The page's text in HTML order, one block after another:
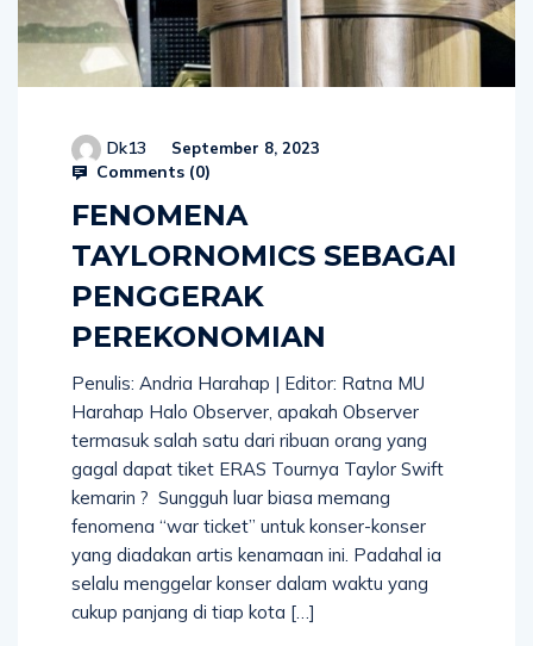
Dk13 September 8, 2023
Comments (0)
FENOMENA
TAYLORNOMICS SEBAGAI
PENGGERAK
PEREKONOMIAN
Penulis: Andria Harahap | Editor: Ratna MU
Harahap Halo Observer, apakah Observer
termasuk salah satu dari ribuan orang yang
gagal dapat tiket ERAS Tournya Taylor Swift
kemarin ? Sungguh luar biasa memang
fenomena “war ticket” untuk konser-konser
yang diadakan artis kenamaan ini. Padahal ia
selalu menggelar konser dalam waktu yang
cukup panjang di tiap kota […]